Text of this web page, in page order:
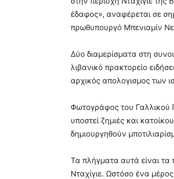
έδαφος», αναφέρεται σε
πρωθυπουργό Μπενιαμίν
Δύο διαμερίσματα στη
λιβανικό πρακτορείο
αρχικός απολογισμος των
Φωτογράφος του Γαλλικού
υποστεί ζημιές και
δημιουργηθούν
Τα πλήγματα αυτά είναι τα
Νταχίγιε. Ωστόσο ένα